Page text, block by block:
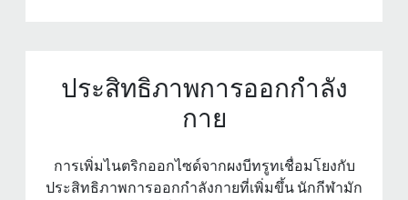
ประสิทธิภาพการออกกําลัง
กาย
การเพิ่มไนตริกออกไซด์จากผงบีทรูทเชื่อมโยงกับ
ประสิทธิภาพการออกกําลังกายที่เพิ่มขึ้น นักกีฬามัก